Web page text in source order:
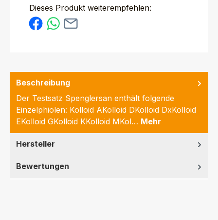
Dieses Produkt weiterempfehlen:
Beschreibung
Der Testsatz Spenglersan enthält folgende
Einzelphiolen: Kolloid AKolloid DKolloid DxKolloid
EKolloid GKolloid KKolloid MKol… Mehr
Hersteller
Bewertungen